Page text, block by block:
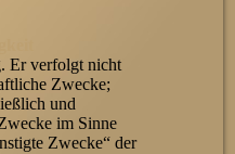
Er verfolgt nicht
Zwecke;
und
im Sinne
Zwecke“ der